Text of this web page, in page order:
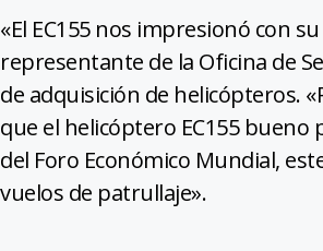
«El EC155 nos impresionó con
representante de la Oficina de
de adquisición de helicópteros.
que el helicóptero EC155
del Foro Económico Mundial,
vuelos de patrullaje».